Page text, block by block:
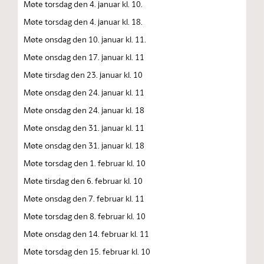
Møte torsdag den 4. januar kl. 10.
Møte torsdag den 4. januar kl. 18.
Møte onsdag den 10. januar kl. 11.
Møte onsdag den 17. januar kl. 11
Møte tirsdag den 23. januar kl. 10
Møte onsdag den 24. januar kl. 11
Møte onsdag den 24. januar kl. 18
Møte onsdag den 31. januar kl. 11
Møte onsdag den 31. januar kl. 18
Møte torsdag den 1. februar kl. 10
Møte tirsdag den 6. februar kl. 10
Møte onsdag den 7. februar kl. 11
Møte torsdag den 8. februar kl. 10
Møte onsdag den 14. februar kl. 11
Møte torsdag den 15. februar kl. 10